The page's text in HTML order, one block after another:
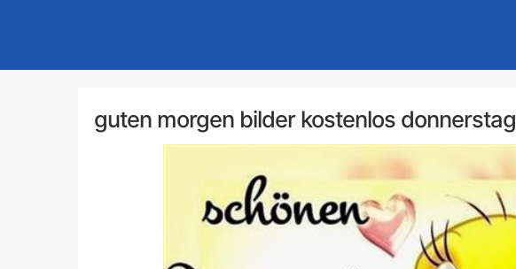
guten morgen bilder kostenlos donnerstag